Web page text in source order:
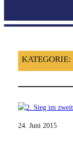
KATEGORIE:
24. Juni 2015